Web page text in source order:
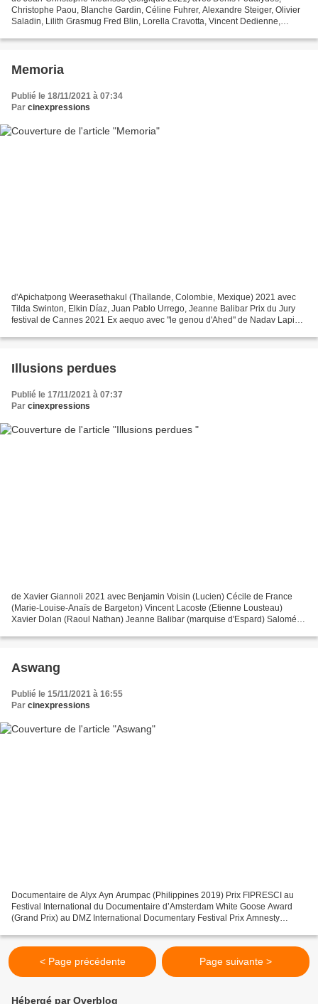
Christophe Paou, Blanche Gardin, Céline Fuhrer, Alexandre Steiger, Olivier
Saladin, Lilith Grasmug Fred Blin, Lorella Cravotta, Vincent Dedienne,
Memoria
Publié le 18/11/2021 à 07:34
Par cinexpressions
d'Apichatpong Weerasethakul (Thaïlande, Colombie, Mexique) 2021 avec
Tilda Swinton, Elkin Díaz, Juan Pablo Urrego, Jeanne Balibar Prix du Jury
festival de Cannes 2021 Ex aequo avec "le genou d'Ahed" de Nadav Lapid
Illusions perdues
Publié le 17/11/2021 à 07:37
Par cinexpressions
de Xavier Giannoli 2021 avec Benjamin Voisin (Lucien) Cécile de France
(Marie-Louise-Anaïs de Bargeton) Vincent Lacoste (Etienne Lousteau)
Xavier Dolan (Raoul Nathan) Jeanne Balibar (marquise d'Espard) Salomé
Aswang
Publié le 15/11/2021 à 16:55
Par cinexpressions
Documentaire de Alyx Ayn Arumpac (Philippines 2019) Prix FIPRESCI au
Festival International du Documentaire d’Amsterdam White Goose Award
(Grand Prix) au DMZ International Documentary Festival Prix Amnesty
< Page précédente Page suivante >
Hébergé par Overblog